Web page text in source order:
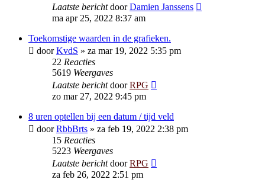
Laatste berichtdoorDamien Janssens
ma apr 25, 2022 8:37 am
Toekomstige waarden in de grafieken.
doorKvdS » za mar 19, 2022 5:35 pm
22 Reacties
5619 Weergaves
Laatste berichtdoorRPG
zo mar 27, 2022 9:45 pm
8 uren optellen bij een datum / tijd veld
doorRbbBrts » za feb 19, 2022 2:38 pm
15 Reacties
5223 Weergaves
Laatste berichtdoorRPG
za feb 26, 2022 2:51 pm